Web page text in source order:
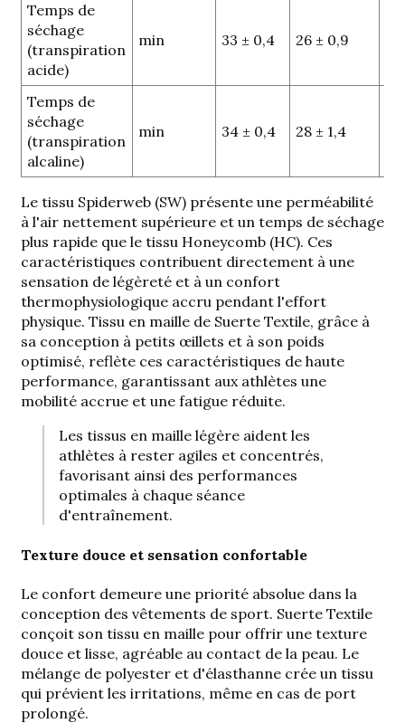
Temps de
séchage
(transpiration
acide)
min 33 ± 0,4 26 ± 0,9
Temps de
séchage
(transpiration
alcaline)
min 34 ± 0,4 28 ± 1,4
Le tissu Spiderweb (SW) présente une perméabilité
à l'air nettement supérieure et un temps de séchage
plus rapide que le tissu Honeycomb (HC). Ces
caractéristiques contribuent directement à une
sensation de légèreté et à un confort
thermophysiologique accru pendant l'effort
physique. Tissu en maille de Suerte Textile, grâce à
sa conception à petits œillets et à son poids
optimisé, reflète ces caractéristiques de haute
performance, garantissant aux athlètes une
mobilité accrue et une fatigue réduite.
Les tissus en maille légère aident les
athlètes à rester agiles et concentrés,
favorisant ainsi des performances
optimales à chaque séance
d'entraînement.
Texture douce et sensation confortable
Le confort demeure une priorité absolue dans la
conception des vêtements de sport. Suerte Textile
conçoit son tissu en maille pour offrir une texture
douce et lisse, agréable au contact de la peau. Le
mélange de polyester et d'élasthanne crée un tissu
qui prévient les irritations, même en cas de port
prolongé.